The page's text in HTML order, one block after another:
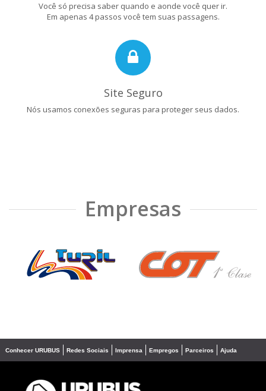
Você só precisa saber quando e aonde você quer ir.
Em apenas 4 passos você tem suas passagens.
Site Seguro
Nós usamos conexões seguras para proteger seus dados.
Empresas
❮ ❯
Conhecer URUBUS Redes Sociais Imprensa Empregos Parceiros Ajuda